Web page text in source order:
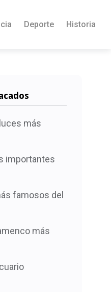
Deporte Historia
más
importantes
famosos del
más